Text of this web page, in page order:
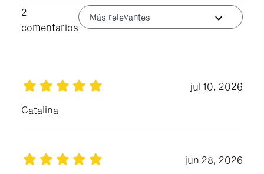
2
comentarios
Más relevantes
jul 10, 2026
Catalina
jun 28, 2026